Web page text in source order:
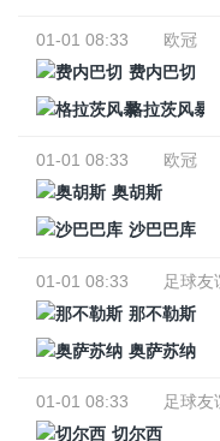
01-01 08:33
欧冠
费内巴切
格拉茨风暴
01-01 08:33
欧冠
奥胡斯
沙巴巴库
01-01 08:33
足球友
那不勒斯
奥萨苏纳
01-01 08:33
足球友
切尔西